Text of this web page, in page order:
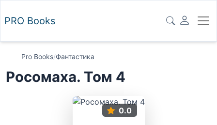
PRO Books
Pro Books/Фантастика
Росомаха. Том 4
0.0